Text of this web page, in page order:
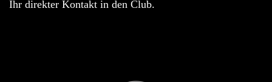
Ihr direkter Kontakt in den Club.